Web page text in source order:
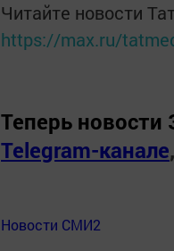
Читайте новости
https://max.ru/
Теперь новости
Telegram-канале,
Новости СМИ2